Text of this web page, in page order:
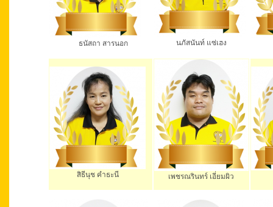
ธนัสถา สารนอก นภัสนันท์ แซ่เฮง
สิธีนุช คำธะนี เพชรณรินทร์ เอี่ยมผิว